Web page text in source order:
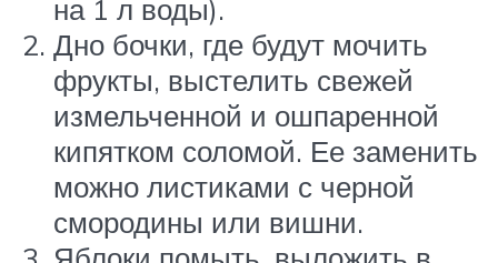
на 1 л воды).
Дно бочки, где будут мочить
фрукты, выстелить свежей
измельченной и ошпаренной
кипятком соломой. Ее заменить
можно листиками с черной
смородины или вишни.